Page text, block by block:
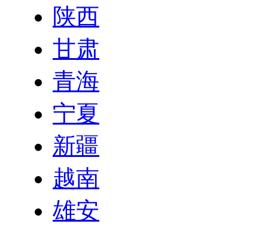
陕西
甘肃
青海
宁夏
新疆
越南
雄安